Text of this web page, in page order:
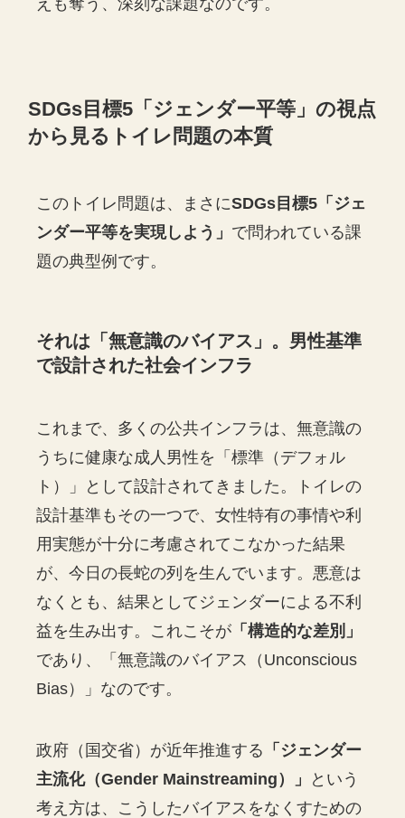
えも奪う、深刻な課題なのです。
SDGs目標5「ジェンダー平等」の視点
から見るトイレ問題の本質
このトイレ問題は、まさにSDGs目標5「ジェ
ンダー平等を実現しよう」 で問われている課
題の典型例です。
それは「無意識のバイアス」。男性基準
で設計された社会インフラ
これまで、多くの公共インフラは、無意識の
うちに健康な成人男性を「標準（デフォル
ト）」として設計されてきました。トイレの
設計基準もその一つで、女性特有の事情や利
用実態が十分に考慮されてこなかった結果
が、今日の長蛇の列を生んでいます。悪意は
なくとも、結果としてジェンダーによる不利
益を生み出す。これこそが 「構造的な差別」
であり、「無意識のバイアス（Unconscious
Bias）」なのです。
政府（国交省）が近年推進する 「ジェンダー
主流化（Gender Mainstreaming）」
という
考え方は、こうしたバイアスをなくすための